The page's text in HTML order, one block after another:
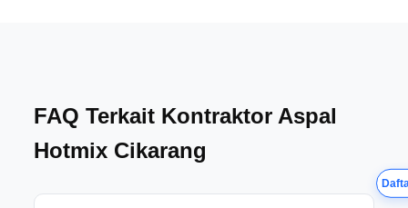
FAQ Terkait Kontraktor Aspal
Hotmix Cikarang